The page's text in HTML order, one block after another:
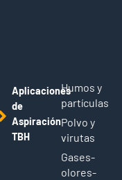
Aplicaciones
de
Aspiración
TBH
Humos y
partículas
Polvo y
virutas
Gases-
olores-